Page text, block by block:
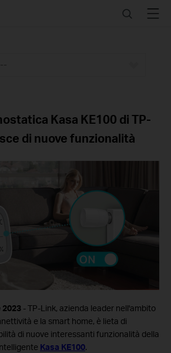
SearchMenu
--
Kasa KE100 di TP-
di nuove funzionalità
2023 - TP-Link, azienda leader nell'ambito
e la smart home, è lieta di
di nuove interessanti funzionalità della
Kasa KE100.